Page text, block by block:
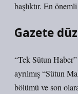
başlıktır. En
Gazete
“Tek Sütun
ayrılmış “Sütun
bölümü ve son